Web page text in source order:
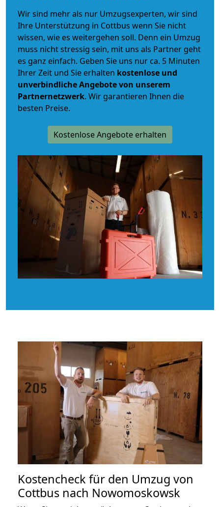
Wir sind mehr als nur Umzugsexperten, wir sind
Ihre Unterstützung in Cottbus wenn Sie nicht
wissen, wie es weitergehen soll. Denn ein Umzug
muss nicht stressig sein, mit uns als Partner geht
es ganz einfach. Geben Sie uns nur ca. 5 Minuten
Ihrer Zeit und Sie erhalten kostenlose und
unverbindlicheAngebote von unserem
Partnernetzwerk. Wir garantieren Ihnen die
besten Preise.
Kostenlose Angebote erhalten
Kostencheck für den Umzug von
Cottbus nach Nowomoskowsk